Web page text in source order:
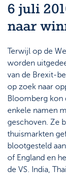
6 juli
naar
Terwijl op de
worden
van de Brexit-
op zoek naar
Bloomberg kon
enkele namen
geschoven. Ze
thuismarkten
blootgesteld
of England en
de VS. India,